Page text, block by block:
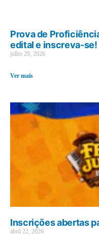
Prova de
edital e inscreva-se!
julho 29, 2026
Ver mais
Inscrições abertas
abril 22, 2026